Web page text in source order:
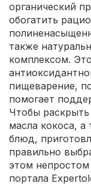
органический
обогатить
также
комплексом.
пищеварение,
помогает
Чтобы
масла кокоса, а
блюд,
правильно
этом
портала